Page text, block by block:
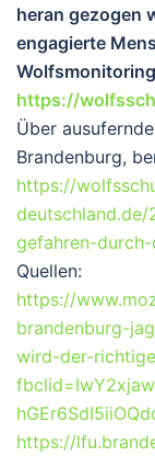
heran gezogen
engagierte
https://
Über
Brandenburg,
https://
gefahren-
Quellen:
https://
brandenburg-
wird-der-
https://